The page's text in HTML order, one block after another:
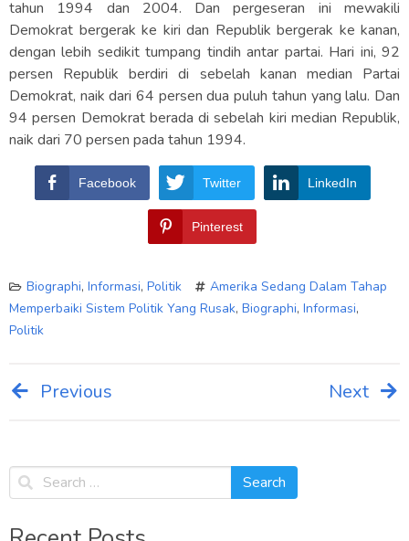
tahun 1994 dan 2004. Dan pergeseran ini mewakili
Demokrat bergerak ke kiri dan Republik bergerak ke kanan,
dengan lebih sedikit tumpang tindih antar partai. Hari ini, 92
persen Republik berdiri di sebelah kanan median Partai
Demokrat, naik dari 64 persen dua puluh tahun yang lalu. Dan
94 persen Demokrat berada di sebelah kiri median Republik,
naik dari 70 persen pada tahun 1994.
Facebook Twitter LinkedIn
Pinterest
Biographi, Informasi, Politik
Amerika Sedang Dalam Tahap
Memperbaiki Sistem Politik Yang Rusak, Biographi, Informasi,
Politik
Post
navigation
Previous Next